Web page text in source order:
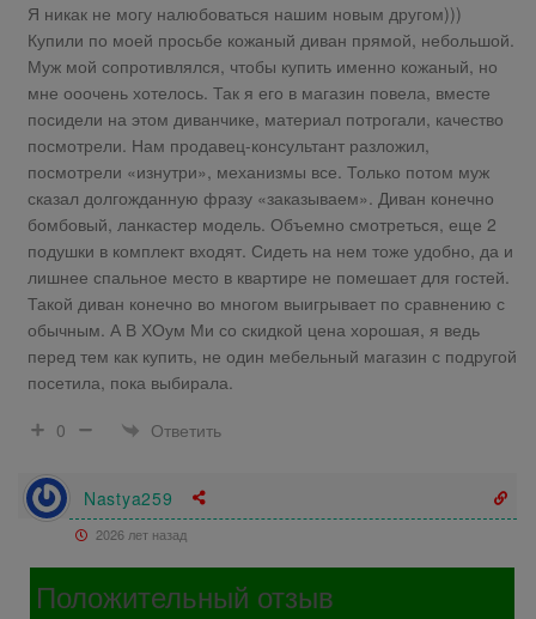
Я никак не могу налюбоваться нашим новым другом)))
Купили по моей просьбе кожаный диван прямой, небольшой.
Муж мой сопротивлялся, чтобы купить именно кожаный, но
мне ооочень хотелось. Так я его в магазин повела, вместе
посидели на этом диванчике, материал потрогали, качество
посмотрели. Нам продавец-консультант разложил,
посмотрели «изнутри», механизмы все. Только потом муж
сказал долгожданную фразу «заказываем». Диван конечно
бомбовый, ланкастер модель. Объемно смотреться, еще 2
подушки в комплект входят. Сидеть на нем тоже удобно, да и
лишнее спальное место в квартире не помешает для гостей.
Такой диван конечно во многом выигрывает по сравнению с
обычным. А В ХОум Ми со скидкой цена хорошая, я ведь
перед тем как купить, не один мебельный магазин с подругой
посетила, пока выбирала.
0
Ответить
Nastya259
2026 лет назад
Положительный отзыв